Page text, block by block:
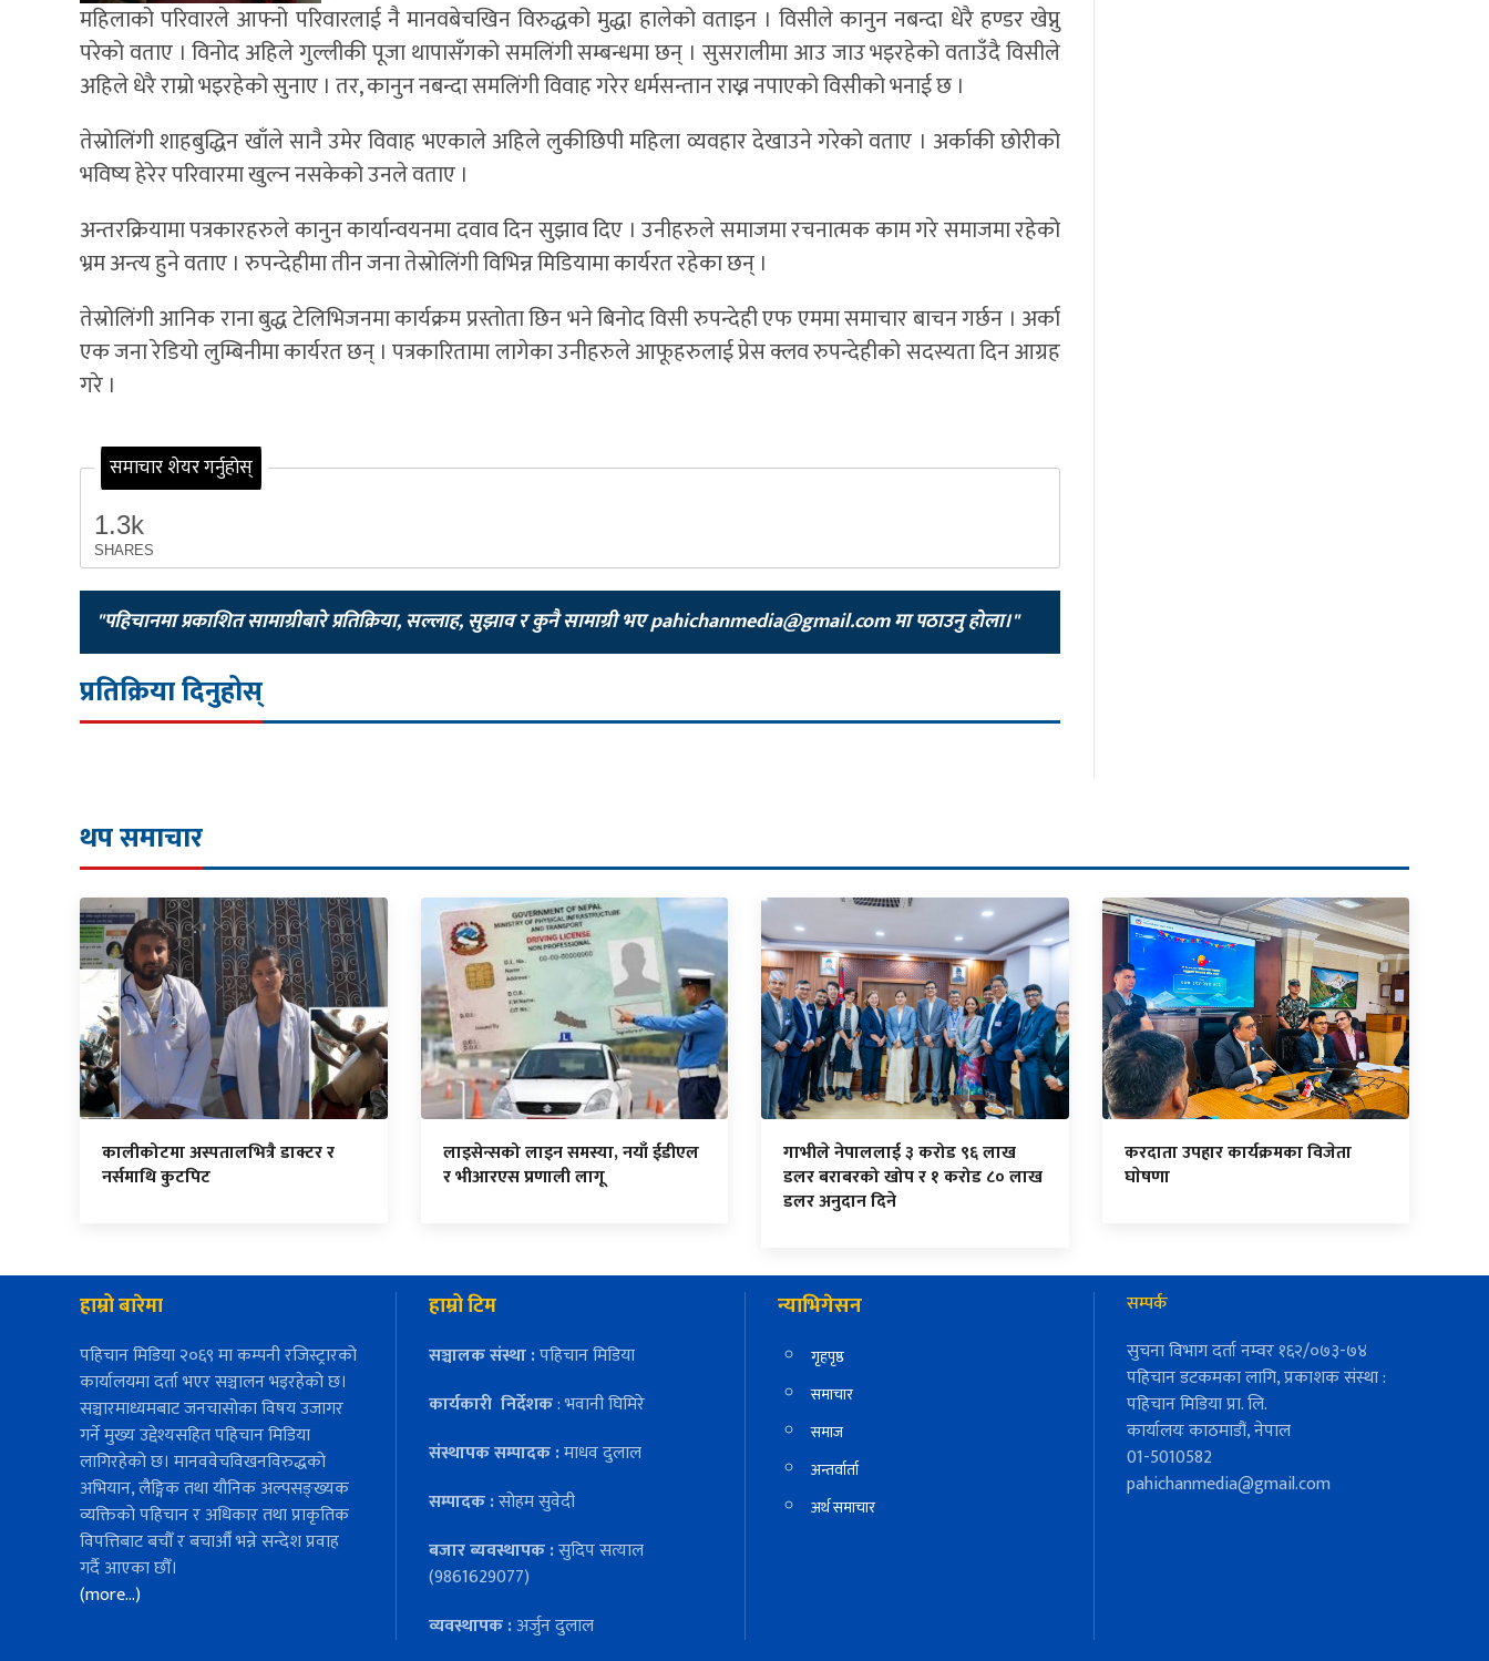
महिलाको परिवारले आफ्नो परिवारलाई नै मानवबेचखिन विरुद्धको मुद्धा हालेको वताइन । विसीले कानुन नबन्दा धेरै हण्डर खेप्नु
परेको वताए । विनोद अहिले गुल्लीकी पूजा थापासँगको समलिंगी सम्बन्धमा छन् । सुसरालीमा आउ जाउ भइरहेको वताउँदै विसीले
अहिले धेरै राम्रो भइरहेको सुनाए । तर, कानुन नबन्दा समलिंगी विवाह गरेर धर्मसन्तान राख्न नपाएको विसीको भनाई छ ।
तेस्रोलिंगी शाहबुद्धिन खाँले सानै उमेर विवाह भएकाले अहिले लुकीछिपी महिला व्यवहार देखाउने गरेको वताए । अर्काकी छोरीको
भविष्य हेरेर परिवारमा खुल्न नसकेको उनले वताए ।
अन्तरक्रियामा पत्रकारहरुले कानुन कार्यान्वयनमा दवाव दिन सुझाव दिए । उनीहरुले समाजमा रचनात्मक काम गरे समाजमा रहेको
भ्रम अन्त्य हुने वताए । रुपन्देहीमा तीन जना तेस्रोलिंगी विभिन्न मिडियामा कार्यरत रहेका छन् ।
तेस्रोलिंगी आनिक राना बुद्ध टेलिभिजनमा कार्यक्रम प्रस्तोता छिन भने बिनोद विसी रुपन्देही एफ एममा समाचार बाचन गर्छन । अर्का
एक जना रेडियो लुम्बिनीमा कार्यरत छन् । पत्रकारितामा लागेका उनीहरुले आफूहरुलाई प्रेस क्लव रुपन्देहीको सदस्यता दिन आग्रह
गरे ।
समाचार शेयर गर्नुहोस्
1.3k
SHARES
"पहिचानमा प्रकाशित सामाग्रीबारे प्रतिक्रिया, सल्लाह, सुझाव र कुनै सामाग्री भएpahichanmedia@gmail.comमा पठाउनु होला।"
प्रतिक्रिया दिनुहोस्
थप समाचार
कालीकोटमा अस्पतालभित्रै डाक्टर र
नर्समाथि कुटपिट
लाइसेन्सको लाइन समस्या, नयाँ ईडीएल
र भीआरएस प्रणाली लागू
गाभीले नेपाललाई ३ करोड ९६ लाख
डलर बराबरको खोप र १ करोड ८० लाख
डलर अनुदान दिने
करदाता उपहार कार्यक्रमका विजेता
घाेषणा
हाम्रो बारेमा
पहिचान मिडिया २०६९ मा कम्पनी रजिस्ट्रारको
कार्यालयमा दर्ता भएर सञ्चालन भइरहेको छ।
सञ्चारमाध्यमबाट जनचासोका विषय उजागर
गर्ने मुख्य उद्देश्यसहित पहिचान मिडिया
लागिरहेको छ। मानववेचविखनविरुद्धको
अभियान, लैङ्गिक तथा यौनिक अल्पसङ्ख्यक
व्यक्तिको पहिचान र अधिकार तथा प्राकृतिक
विपत्तिबाट बचौँ र बचाऔँ भन्ने सन्देश प्रवाह
गर्दै आएका छौँ।
(more…)
हाम्रो टिम
सञ्चालक संस्था :पहिचान मिडिया
कार्यकारी निर्देशक: भवानी घिमिरे
संस्थापक सम्पादक :माधव दुलाल
सम्पादक :सोहम सुवेदी
बजार ब्यवस्थापक :सुदिप सत्याल
(9861629077)
व्यवस्थापक :अर्जुन दुलाल
न्याभिगेसन
गृहपृष्ठ
समाचार
समाज
अन्तर्वार्ता
अर्थ समाचार
सम्पर्क
सुचना विभाग दर्ता नम्वर १६२/०७३-७४
पहिचान डटकमका लागि, प्रकाशक संस्था :
पहिचान मिडिया प्रा. लि.
कार्यालयः काठमाडौं, नेपाल
01-5010582
pahichanmedia@gmail.com